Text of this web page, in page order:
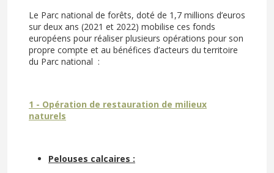
Le Parc national de forêts, doté de 1,7 millions d’euros
sur deux ans (2021 et 2022) mobilise ces fonds
européens pour réaliser plusieurs opérations pour son
propre compte et au bénéfices d’acteurs du territoire
du Parc national :
1 - Opération de restauration de milieux
naturels
Pelouses calcaires :